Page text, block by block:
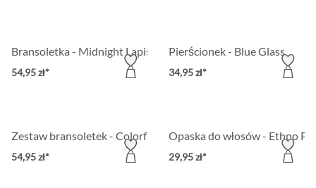
Bransoletka - Midnight Lapis
54,95 zł*
Pierścionek - Blue Glass
34,95 zł*
Zestaw bransoletek - Colorful Glass
54,95 zł*
Opaska do włosów - Ethno
29,95 zł*